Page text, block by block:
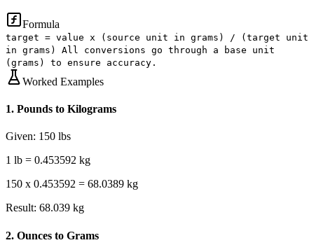
Formula
target = value x (source unit in grams) / (target unit
in grams) All conversions go through a base unit
(grams) to ensure accuracy.
Worked Examples
1. Pounds to Kilograms
Given: 150 lbs
1 lb = 0.453592 kg
150 x 0.453592 = 68.0389 kg
Result: 68.039 kg
2. Ounces to Grams